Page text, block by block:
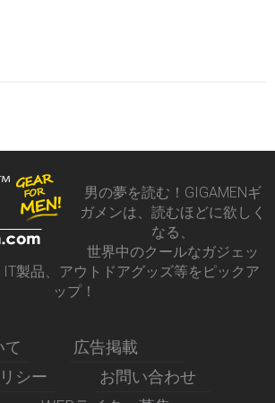
男の夢を読む！GIGAMENギ
ガメンは、読むほどに欲しく
なる、
世界中のクールなガジェッ
IT製品、アウトドアグッズ等をピックア
ップ！
て
広告掲載
シー
お問い合わせ